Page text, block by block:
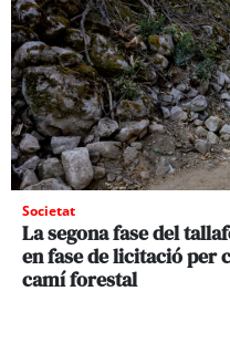
Societat
La segona fase del
en fase de licitació per
camí forestal